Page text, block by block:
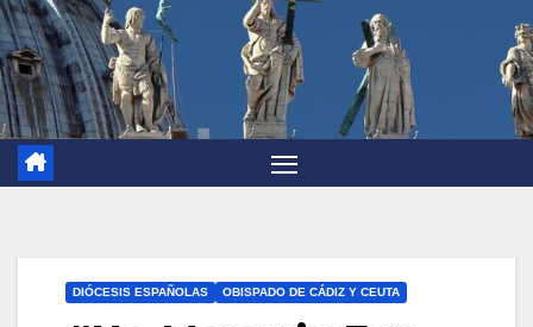
DIÓCESIS ESPAÑOLAS OBISPADO DE CÁDIZ Y CEUTA